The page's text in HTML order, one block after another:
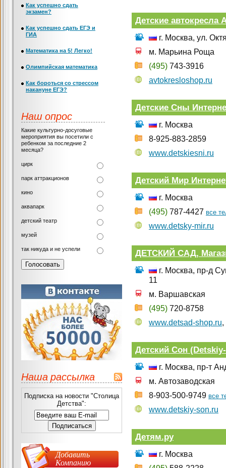
Детские автокресла
г. Москва, ул.
м. Марьина Роща
(495) 743-3916
avtokresloshop.ru
Детские Сны
г. Москва
8-925-883-2859
www.detskiesni.ru
Детский Мир
г. Москва
(495) 787-4427 все
www.detsky-mir.ru
ДЕТСКИЙ САД,
г. Москва, пр-д
11
м. Варшавская
(495) 720-8758
www.detsad-shop.ru,
Детский Сон
г. Москва, пр-т
м. Автозаводская
8-903-500-9749 все
www.detskiy-son.ru
Детям.ру
г. Москва
Как успешно сдать
экзамен?
Как успешно сдать ЕГЭ и
ГИА
Математика на 5! Легко!
Олимпийская математика
Как бороться со стрессом
накануне ЕГЭ?
Наш опрос
Какие культурно-досуговые
мероприятия вы посетили с
ребенком за последние 2
месяца?
цирк
парк аттракционов
кино
аквапарк
детский театр
музей
так никуда и не успели
Наша рассылка
Подписка на новости "Столица
Детства":
Добавить
Компанию